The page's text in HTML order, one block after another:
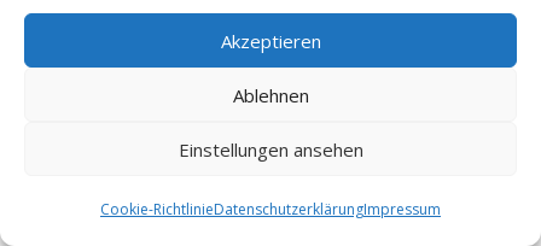
Akzeptieren
Ablehnen
Einstellungen ansehen
Cookie-RichtlinieDatenschutzerklärungImpressum
Nauheim Kreis Groß-Gerau (8.08 km)
Saulheim (8.29 km)